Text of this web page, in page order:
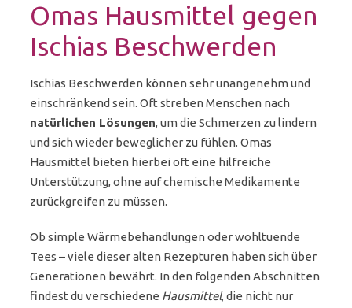
Omas Hausmittel gegen
Ischias Beschwerden
Ischias Beschwerden können sehr unangenehm und
einschränkend sein. Oft streben Menschen nach
natürlichen Lösungen, um die Schmerzen zu lindern
und sich wieder beweglicher zu fühlen. Omas
Hausmittel bieten hierbei oft eine hilfreiche
Unterstützung, ohne auf chemische Medikamente
zurückgreifen zu müssen.
Ob simple Wärmebehandlungen oder wohltuende
Tees – viele dieser alten Rezepturen haben sich über
Generationen bewährt. In den folgenden Abschnitten
findest du verschiedene Hausmittel, die nicht nur